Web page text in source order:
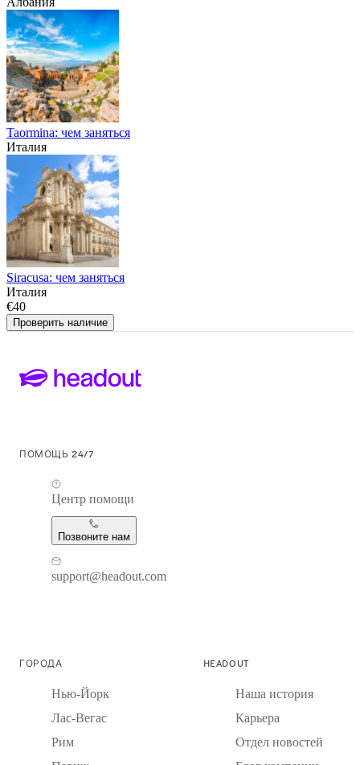
Taormina: чем заняться
Италия
Siracusa: чем заняться
Италия
€40
Проверить наличие
ПОМОЩЬ 24/7
Центр помощи
Позвоните нам
support@headout.com
ГОРОДА
Нью-Йорк
Лас-Вегас
Рим
HEADOUT
Наша история
Карьера
Отдел новостей